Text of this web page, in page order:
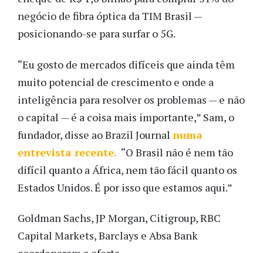
negócio de fibra óptica da TIM Brasil —
posicionando-se para surfar o 5G.
“Eu gosto de mercados difíceis que ainda têm
muito potencial de crescimento e onde a
inteligência para resolver os problemas — e não
o capital — é a coisa mais importante,” Sam, o
fundador, disse ao Brazil Journal numa
entrevista recente. “O Brasil não é nem tão
difícil quanto a África, nem tão fácil quanto os
Estados Unidos. É por isso que estamos aqui.”
Goldman Sachs, JP Morgan, Citigroup, RBC
Capital Markets, Barclays e Absa Bank